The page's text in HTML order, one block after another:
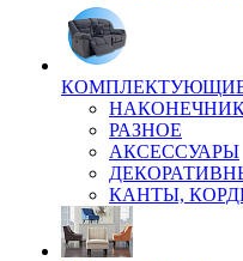
РАЗНОЕ
АКСЕССУАРЫ
КАНТЫ,